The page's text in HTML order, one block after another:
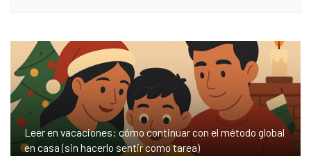
Leer en vacaciones: cómo continuar con el método global
en casa (sin hacerlo sentir como tarea)